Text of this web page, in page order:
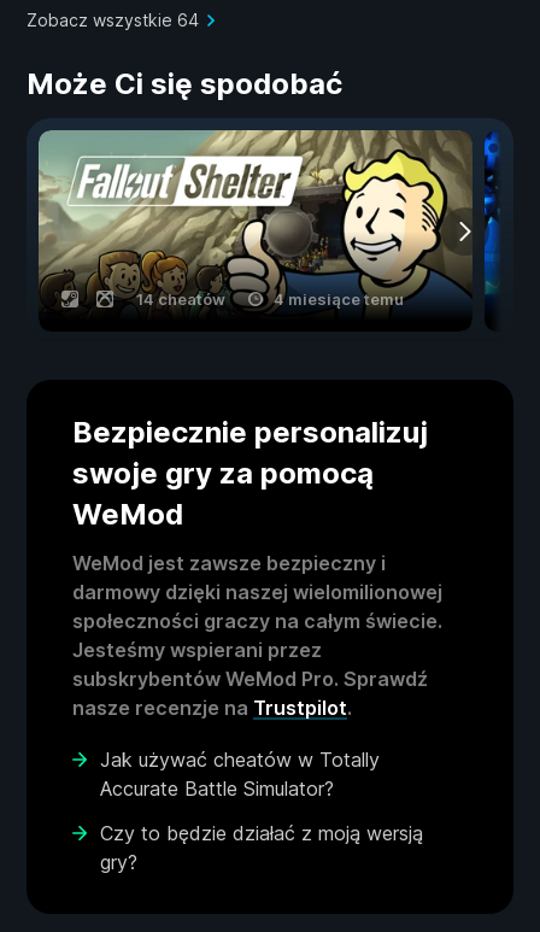
Zobacz wszystkie 64
Może Ci się spodobać
14 cheatów 4 miesiące temu
Bezpiecznie personalizuj
swoje gry za pomocą
WeMod
WeMod jest zawsze bezpieczny i
darmowy dzięki naszej wielomilionowej
społeczności graczy na całym świecie.
Jesteśmy wspierani przez
subskrybentów WeMod Pro. Sprawdź
nasze recenzje na Trustpilot.
Jak używać cheatów w Totally
Accurate Battle Simulator?
Czy to będzie działać z moją wersją
gry?